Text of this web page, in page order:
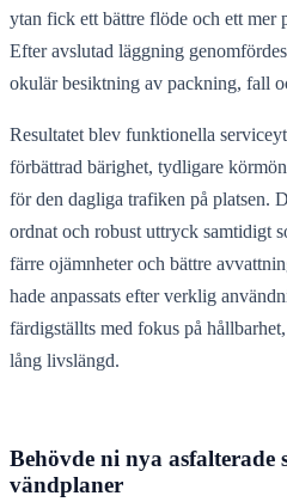
ytan fick ett bättre flöde och ett mer
Efter avslutad läggning
okulär besiktning av packning, fall
Resultatet blev funktionella
förbättrad bärighet, tydligare
för den dagliga trafiken på platsen.
ordnat och robust uttryck samtidigt
färre ojämnheter och bättre
hade anpassats efter verklig
färdigställts med fokus på
lång livslängd.
Behövde ni nya asfalterade
vändplaner